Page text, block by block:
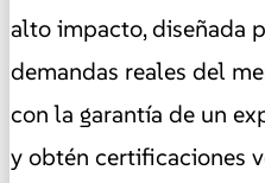
alto impacto, diseñada
demandas reales del
con la garantía de un
y obtén certificaciones